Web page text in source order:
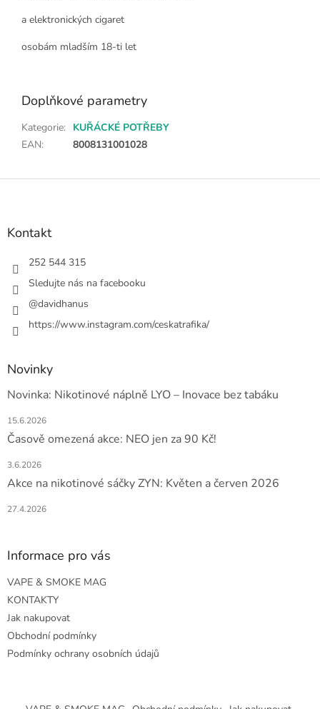
a elektronických cigaret
osobám mladším 18-ti let
Doplňkové parametry
Kategorie: KUŘÁCKÉ POTŘEBY
EAN: 8008131001028
Z
Kontakt
252 544 315
Sledujte nás na facebooku
@davidhanus
https://www.instagram.com/ceskatrafika/
Novinky
Novinka: Nikotinové náplně LYO – Inovace bez tabáku
15.6.2026
Časově omezená akce: NEO jen za 90 Kč!
3.6.2026
Akce na nikotinové sáčky ZYN: Květen a červen 2026
27.4.2026
Informace pro vás
VAPE & SMOKE MAG
KONTAKTY
Jak nakupovat
Obchodní podmínky
Podmínky ochrany osobních údajů